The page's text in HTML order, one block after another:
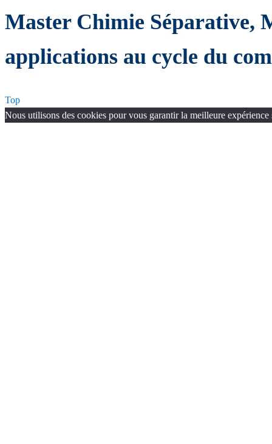
Master Chimie Séparative,
applications au cycle du
Top
Nous utilisons des cookies pour vous garantir la meilleure expérience